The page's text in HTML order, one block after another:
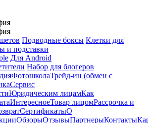
Подводные боксы Клетки для
и подставки
Для Android
Набор для блогеров
ФотошколаТрейд-ин (обмен с
Сервис
Юридическим лицамКак
ИнтересноеТовар лицомРассрочка и
СертификатыО
ОбзорыОтзывыПартнерыКонтакты